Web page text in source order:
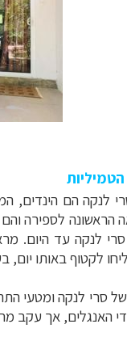
לנקה הם הינדים,
סרי לנקה עד
לקטוף באותו
סרי לנקה ומטעי